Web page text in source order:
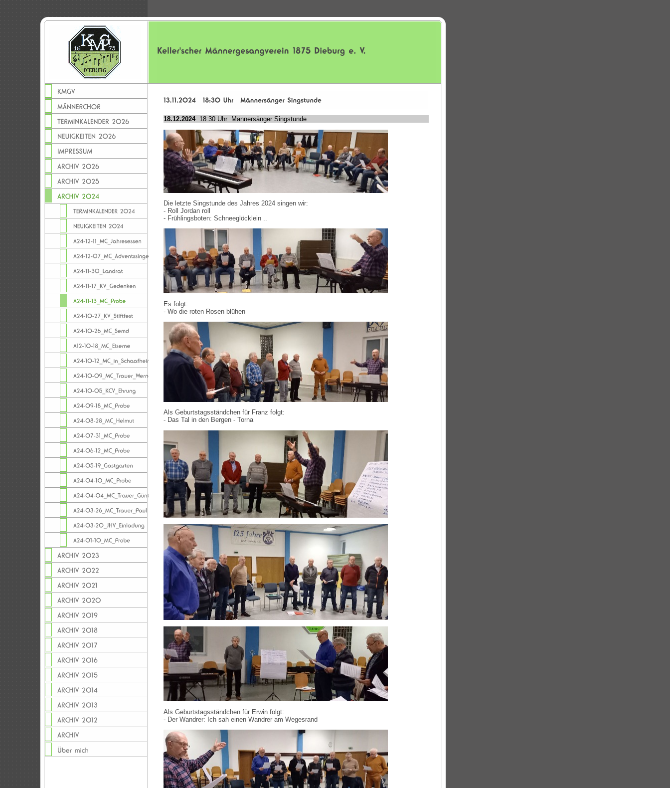
18.12.202418:30 Uhr Männersänger Singstunde
Die letzte Singstunde des Jahres 2024 singen wir:
- Roll Jordan roll
- Frühlingsboten: Schneeglöcklein ..
Es folgt:
- Wo die roten Rosen blühen
Als Geburtstagsständchen für Franz folgt:
- Das Tal in den Bergen - Torna
Als Geburtstagsständchen für Erwin folgt:
- Der Wandrer: Ich sah einen Wandrer am Wegesrand